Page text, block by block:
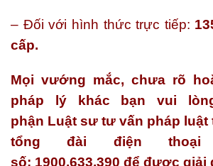
– Đối với hình thức trực tiếp:
cấp.
Mọi vướng mắc, chưa rõ
pháp lý khác bạn vui
phận Luật sư tư vấn pháp
tổng đài điện
số: 1900.633.390 để được giải